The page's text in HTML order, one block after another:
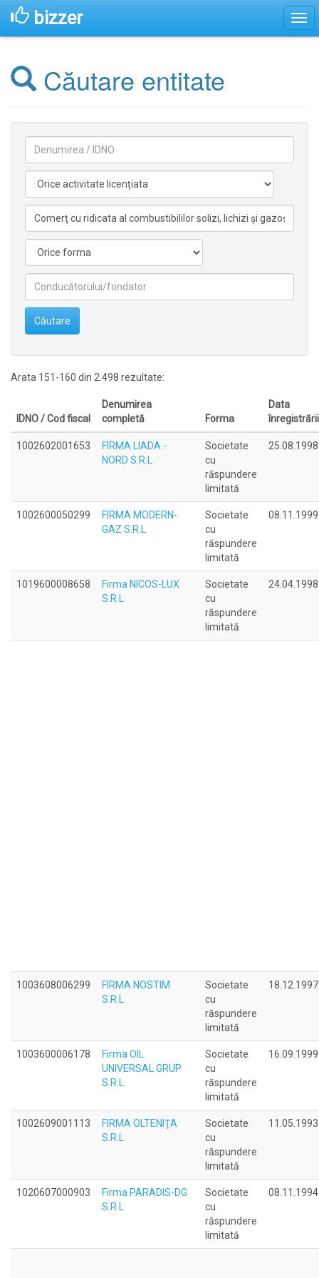
bizzer
Căutare entitate
licentiata
nelicentiata
Căutare
Arata 151-160 din 2.498 rezultate:
IDNO / Cod fiscal
Denumirea
completă
Forma
Data
înregistrării
1002602001653
FIRMA LIADA -
NORD S.R.L
Societate
cu
răspundere
limitată
25.08.1998
1002600050299
FIRMA MODERN-
GAZ S.R.L
Societate
cu
răspundere
limitată
08.11.1999
1019600008658
Firma NICOS-LUX
S.R.L
Societate
cu
răspundere
limitată
24.04.1998
1003608006299
FIRMA NOSTIM
S.R.L
Societate
cu
răspundere
limitată
18.12.1997
1003600006178
Firma OIL
UNIVERSAL GRUP
S.R.L
Societate
cu
răspundere
limitată
16.09.1999
1002609001113
FIRMA OLTENIŢA
S.R.L
Societate
cu
răspundere
limitată
11.05.1993
1020607000903
Firma PARADIS-DG
S.R.L
Societate
cu
răspundere
limitată
08.11.1994